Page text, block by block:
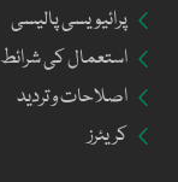
پرائیویسی پالیسی
استعمال کی شرائط
اصلاحات و تردید
کریئرز